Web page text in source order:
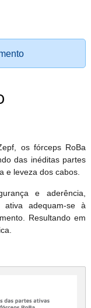
os fórceps RoBa
das inéditas partes
e leveza dos cabos.
e aderência,
adequam-se à
Resultando em